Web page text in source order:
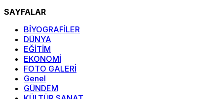
SAYFALAR
BİYOGRAFİLER
DÜNYA
EĞİTİM
EKONOMİ
FOTO GALERİ
Genel
GÜNDEM